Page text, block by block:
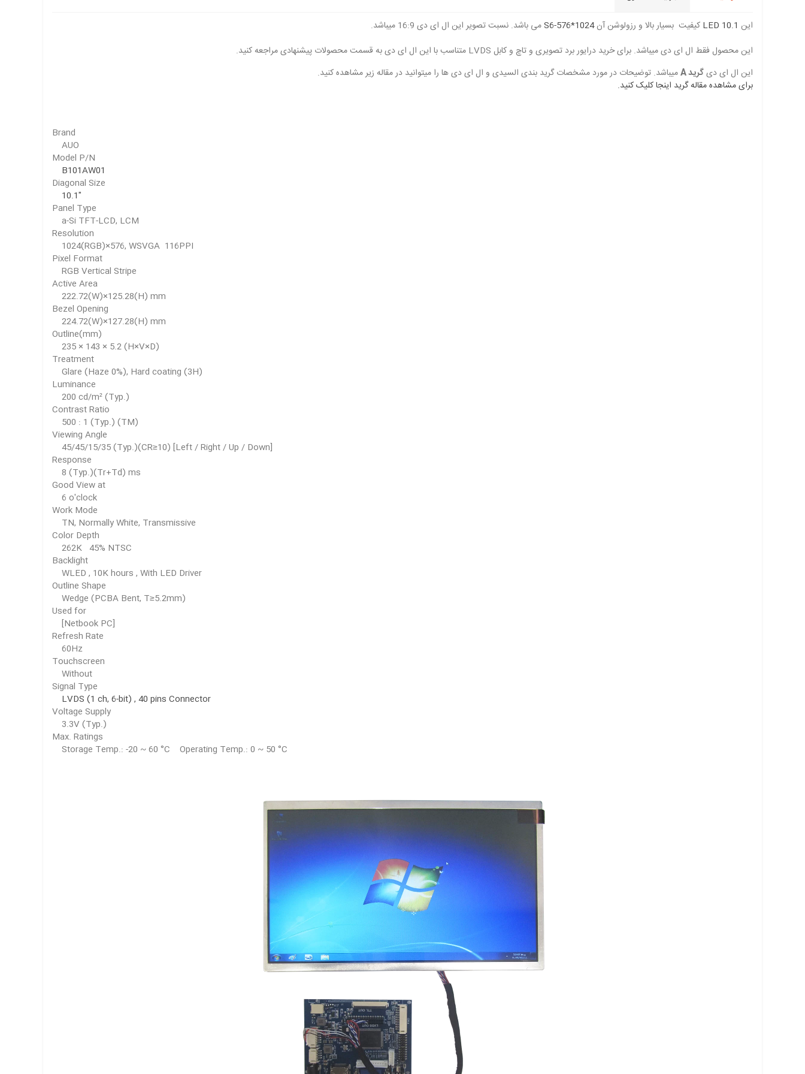
این LED 10.1 کیفیت بسیار بالا و رزولوشن آن1024*576-S6
می باشد. نسبت تصویر این ال ای دی 16:9 میباشد.
این محصول فقط ال ای دی میباشد. برای خرید درایور برد تصویری و تاچ و کابل LVDS متناسب با این ال ای دی به قسمت محصولات پیشنهادی مراجعه کنید.
این ال ای دیگرید A
میباشد. توضیحات در مورد مشخصات گرید بندی السیدی و ال ای دی ها را میتوانید در مقاله زیر مشاهده کنید.
برای مشاهده مقاله گرید اینجا کلیک کنید.
Brand
AUO
Model P/N
B101AW01
Diagonal Size
10.1"
Panel Type
a-Si TFT-LCD, LCM
Resolution
1024(RGB)×576, WSVGA 116PPI
Pixel Format
RGB Vertical Stripe
Active Area
222.72(W)×125.28(H) mm
Bezel Opening
224.72(W)×127.28(H) mm
Outline(mm)
235 × 143 × 5.2 (H×V×D)
Treatment
Glare (Haze 0%), Hard coating (3H)
Luminance
200 cd/m² (Typ.)
Contrast Ratio
500 : 1 (Typ.) (TM)
Viewing Angle
45/45/15/35 (Typ.)(CR≥10) [Left / Right / Up / Down]
Response
8 (Typ.)(Tr+Td) ms
Good View at
6 o'clock
Work Mode
TN, Normally White, Transmissive
Color Depth
262K 45% NTSC
Backlight
WLED , 10K hours , With LED Driver
Outline Shape
Wedge (PCBA Bent, T≥5.2mm)
Used for
[Netbook PC]
Refresh Rate
60Hz
Touchscreen
Without
Signal Type
LVDS (1 ch, 6-bit) , 40 pins Connector
Voltage Supply
3.3V (Typ.)
Max. Ratings
Storage Temp.: -20 ~ 60 °C Operating Temp.: 0 ~ 50 °C